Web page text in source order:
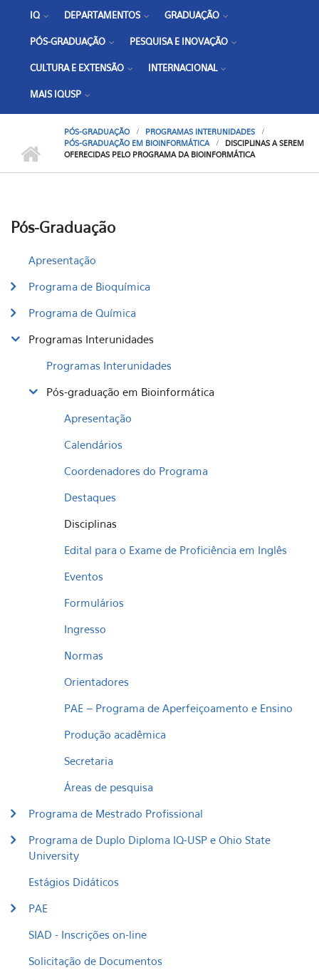
IQ DEPARTAMENTOS GRADUAÇÃO
PÓS-GRADUAÇÃO PESQUISA E INOVAÇÃO
CULTURA E EXTENSÃO INTERNACIONAL
MAIS IQUSP
PÓS-GRADUAÇÃO
PROGRAMAS INTERUNIDADES
PÓS-GRADUAÇÃO EM BIOINFORMÁTICA
DISCIPLINAS A SEREM
OFERECIDAS PELO PROGRAMA DA BIOINFORMÁTICA
Pós-Graduação
Apresentação
Programa de Bioquímica
Programa de Química
Programas Interunidades
Programas Interunidades
Pós-graduação em Bioinformática
Apresentação
Calendários
Coordenadores do Programa
Destaques
Disciplinas
Edital para o Exame de Proficiência em Inglês
Eventos
Formulários
Ingresso
Normas
Orientadores
PAE – Programa de Aperfeiçoamento e Ensino
Produção acadêmica
Secretaria
Áreas de pesquisa
Programa de Mestrado Profissional
Programa de Duplo Diploma IQ-USP e Ohio State
University
Estágios Didáticos
PAE
SIAD - Inscrições on-line
Solicitação de Documentos